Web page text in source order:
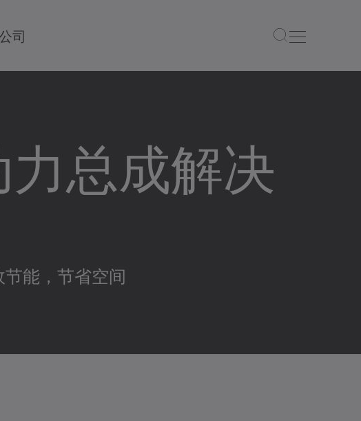
公司
总成解决
能，节省空间